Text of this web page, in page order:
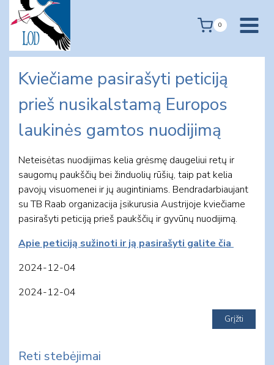
content
0
Kviečiame pasirašyti peticiją
prieš nusikalstamą Europos
laukinės gamtos nuodijimą
Neteisėtas nuodijimas kelia grėsmę daugeliui retų ir
saugomų paukščių bei žinduolių rūšių, taip pat kelia
pavojų visuomenei ir jų augintiniams. Bendradarbiaujant
su TB Raab organizacija įsikurusia Austrijoje kviečiame
pasirašyti peticiją prieš paukščių ir gyvūnų nuodijimą.
Apie peticiją sužinoti ir ją pasirašyti galite čia
2024-12-04
2024-12-04
Reti stebėjimai